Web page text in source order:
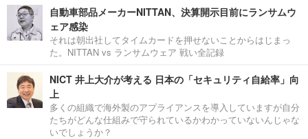
自動車部品メーカーNITTAN、決算開示目前にランサムウ
ェア感染
それは朝出社してタイムカードを押せないことからはじまっ
た。NITTAN vs ランサムウェア 戦い全記録
NICT 井上大介が考える 日本の「セキュリティ自給率」向
上
多くの組織で海外製のアプライアンスを導入していますが自分
たちがどんな仕組みで守られているかわかっていないんじゃな
いでしょうか？